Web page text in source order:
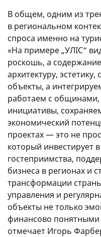
В общем, одним из
в региональном
спроса именно на
«На примере „УЛІС“
роскошь, а
архитектуру,
объекты, а
работаем с
инициативы,
экономический
проектах — это не
который инвестирует
гостеприимства,
бизнеса в регионах и
трансформации
управления и
объекты не только
финансово
отмечает Игорь